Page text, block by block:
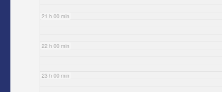
21 h 00 min
22 h 00 min
23 h 00 min